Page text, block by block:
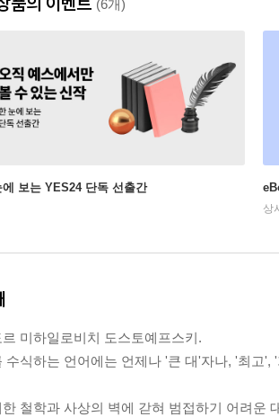
(6개)
에 보는 YES24 단독 선출간
상
르 미하일로비치 도스토예프스키.
수식하는 언어에는 언제나 '큰 대'자나, '최고',
한 철학과 사상의 벽에 갇혀 범접하기 어려운